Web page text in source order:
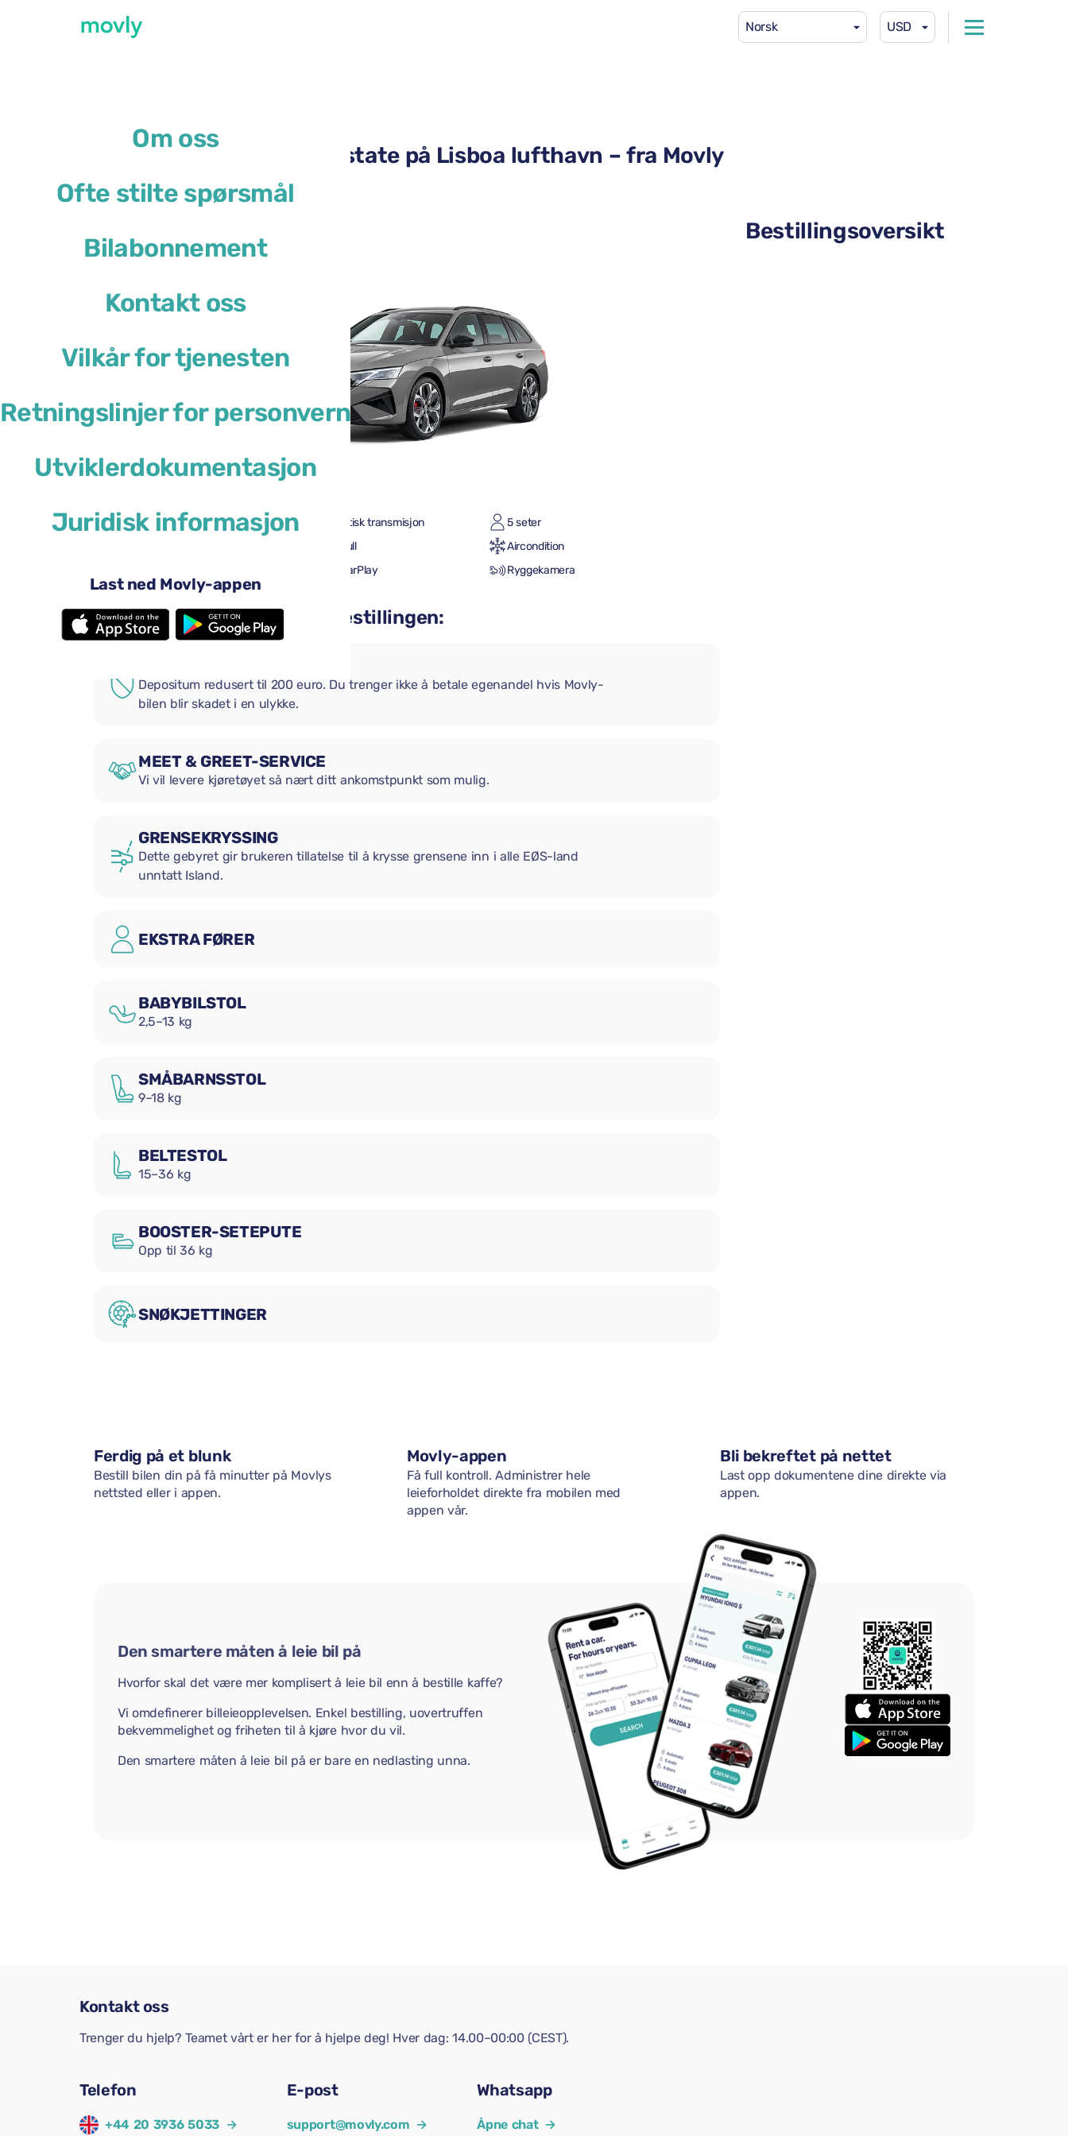
Norsk USD
Om oss
Ofte stilte spørsmål
Bilabonnement
Kontakt oss
Vilkår for tjenesten
Retningslinjer for personvern
Utviklerdokumentasjon
Juridisk informasjon
Last ned Movly-appen
Alle tilgjengelige biler på Lisboa flyplass
Leie av Skoda Octavia Estate på Lisboa lufthavn – fra Movly
eller lignende
4 dører Automatisk transmisjon
5 seter
Full til Full
Aircondition
Apple CarPlay
Ryggekamera
Bluetooth
Legg til praktiske tillegg i bestillingen:
Depositum redusert til 200 euro. Du trenger ikke å betale egenandel hvis Movly-
bilen blir skadet i en ulykke.
MEET & GREET-SERVICE
Vi vil levere kjøretøyet så nært ditt ankomstpunkt som mulig.
GRENSEKRYSSING
Dette gebyret gir brukeren tillatelse til å krysse grensene inn i alle EØS-land
unntatt Island.
EKSTRA FØRER
BABYBILSTOL
2,5–13 kg
SMÅBARNSSTOL
9–18 kg
BELTESTOL
15–36 kg
BOOSTER-SETEPUTE
Opp til 36 kg
SNØKJETTINGER
Bestillingsoversikt
Ferdig på et blunk
Bestill bilen din på få minutter på Movlys
nettsted eller i appen.
Movly-appen
Få full kontroll. Administrer hele
leieforholdet direkte fra mobilen med
appen vår.
Bli bekreftet på nettet
Last opp dokumentene dine direkte via
appen.
Den smartere måten å leie bil på
Hvorfor skal det være mer komplisert å leie bil enn å bestille kaffe?
Vi omdefinerer billeieopplevelsen. Enkel bestilling, uovertruffen
bekvemmelighet og friheten til å kjøre hvor du vil.
Den smartere måten å leie bil på er bare en nedlasting unna.
Kontakt oss
Trenger du hjelp? Teamet vårt er her for å hjelpe deg! Hver dag: 14.00–00:00 (CEST).
Telefon
+44 20 3936 5033 →
E-post
support@movly.com →
Whatsapp
Åpne chat →